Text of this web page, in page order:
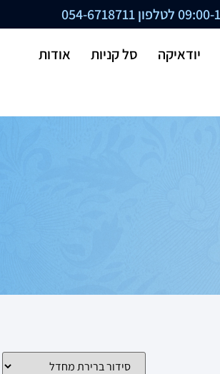
054-6718711
יודאיקה סל קניות
אודות